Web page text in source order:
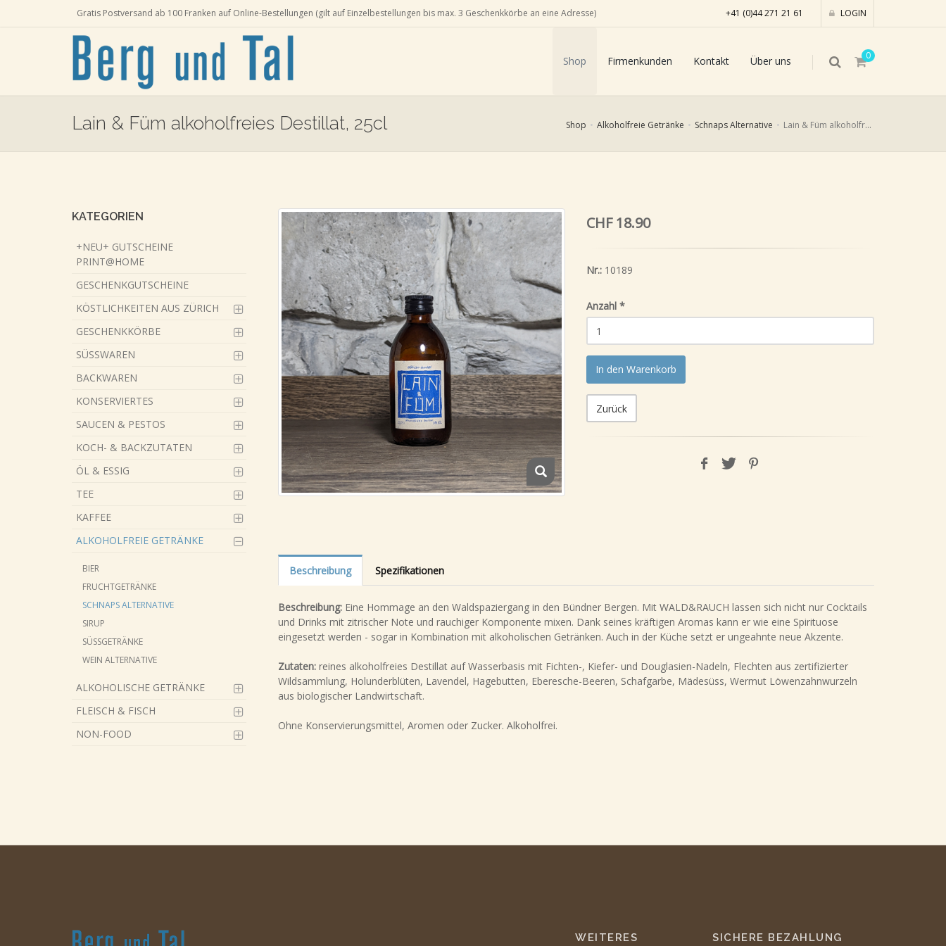
+41 (0)44 271 21 61 LOGIN
Gratis Postversand ab 100 Franken auf Online-Bestellungen (gilt auf Einzelbestellungen bis max. 3 Geschenkkörbe an eine Adresse)
0
Shop Firmenkunden Kontakt Über uns
Lain & Füm alkoholfreies Destillat, 25cl Shop Alkoholfreie Getränke Schnaps Alternative Lain & Füm alkoholfreies Destillat, 25cl
KATEGORIEN
+NEU+ GUTSCHEINE
PRINT@HOME
GESCHENKGUTSCHEINE
KÖSTLICHKEITEN AUS ZÜRICH
GESCHENKKÖRBE
SÜSSWAREN
BACKWAREN
KONSERVIERTES
SAUCEN & PESTOS
KOCH- & BACKZUTATEN
ÖL & ESSIG
TEE
KAFFEE
ALKOHOLFREIE GETRÄNKE
BIER
FRUCHTGETRÄNKE
SCHNAPS ALTERNATIVE
SIRUP
SÜSSGETRÄNKE
WEIN ALTERNATIVE
ALKOHOLISCHE GETRÄNKE
FLEISCH & FISCH
NON-FOOD
CHF 18.90
Nr.: 10189
Anzahl *
In den Warenkorb
Zurück
Beschreibung Spezifikationen
Beschreibung:Eine Hommage an den Waldspaziergang in den Bündner Bergen. Mit WALD&RAUCH lassen sich nicht nur Cocktails
und Drinks mit zitrischer Note und rauchiger Komponente mixen. Dank seines kräftigen Aromas kann er wie eine Spirituose
eingesetzt werden - sogar in Kombination mit alkoholischen Getränken. Auch in der Küche setzt er ungeahnte neue Akzente.
Zutaten:reines alkoholfreies Destillat auf Wasserbasis mit Fichten-, Kiefer- und Douglasien-Nadeln, Flechten aus zertifizierter
Wildsammlung, Holunderblüten, Lavendel, Hagebutten, Eberesche-Beeren, Schafgarbe, Mädesüss, Wermut Löwenzahnwurzeln
aus biologischer Landwirtschaft.
Ohne Konservierungsmittel, Aromen oder Zucker. Alkoholfrei.
WEITERES SICHERE BEZAHLUNG